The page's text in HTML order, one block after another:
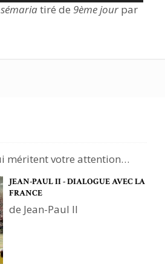
tiré de 9ème jour par
méritent votre attention…
JEAN-PAUL II - DIALOGUE AVEC LA
FRANCE
de Jean-Paul II